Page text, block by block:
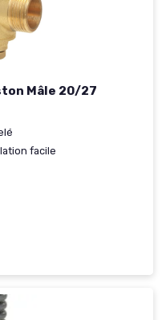
Mâle 20/27
facile